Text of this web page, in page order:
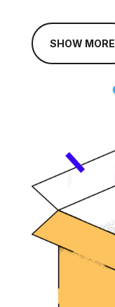
SHOW MORE